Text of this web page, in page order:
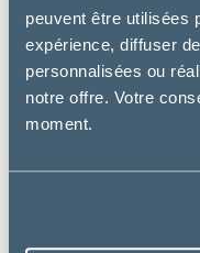
peuvent être utilisées
expérience, diffuser
personnalisées ou
notre offre. Votre
moment.